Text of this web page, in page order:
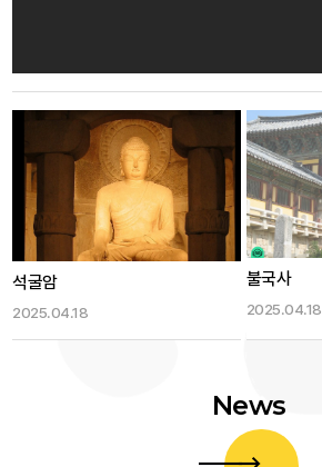
석굴암
2025.04.18
불국사
2025.04.18
News